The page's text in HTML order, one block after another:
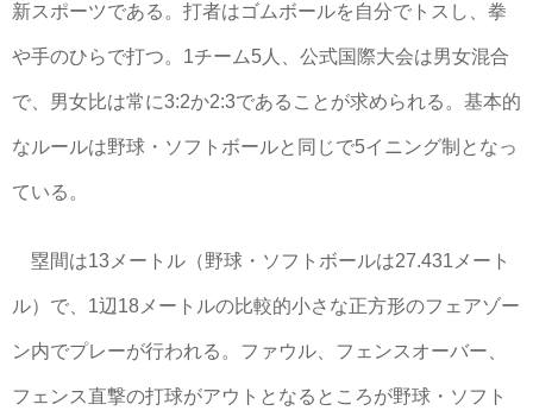
新スポーツである。打者はゴムボールを自分でトスし、拳
や手のひらで打つ。1チーム5人、公式国際大会は男女混合
で、男女比は常に3:2か2:3であることが求められる。基本的
なルールは野球・ソフトボールと同じで5イニング制となっ
ている。
塁間は13メートル（野球・ソフトボールは27.431メート
ル）で、1辺18メートルの比較的小さな正方形のフェアゾー
ン内でプレーが行われる。ファウル、フェンスオーバー、
フェンス直撃の打球がアウトとなるところが野球・ソフト